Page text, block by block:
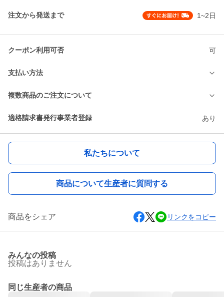
注文から発送まで 1~2日
クーポン利用可否 可
支払い方法
複数商品のご注文について
適格請求書発行事業者登録 あり
私たちについて
商品について生産者に質問する
商品をシェア リンクをコピー
みんなの投稿
投稿はありません
同じ生産者の商品